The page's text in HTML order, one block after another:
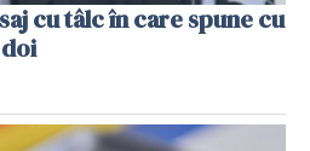
cu tâlc în care spune cu